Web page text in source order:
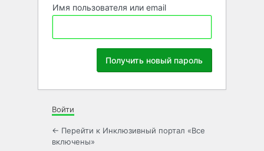
Имя пользователя или email
Войти
← Перейти к Инклюзивный портал «Все
включены»